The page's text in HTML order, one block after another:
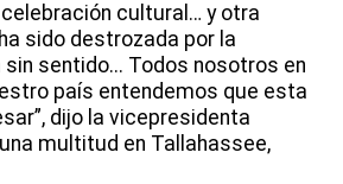
celebración cultural… y otra
sido destrozada por la
sentido... Todos nosotros en
país entendemos que esta
dijo la vicepresidenta
multitud en Tallahassee,